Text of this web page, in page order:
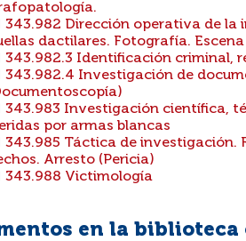
343.982 Dirección operativa de
dactilares. Fotografía.
343.982.3 Identificación criminal,
343.982.4 Investigación de
343.983 Investigación científica,
por armas blancas
343.985 Táctica de investigación.
Arresto (Pericia)
343.988 Victimología
en la